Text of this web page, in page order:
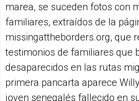
marea, se suceden fotos con
familiares, extraídos de la
missingattheborders.org, que
testimonios de familiares que
desaparecidos en las rutas
primera pancarta aparece
joven senegalés fallecido en